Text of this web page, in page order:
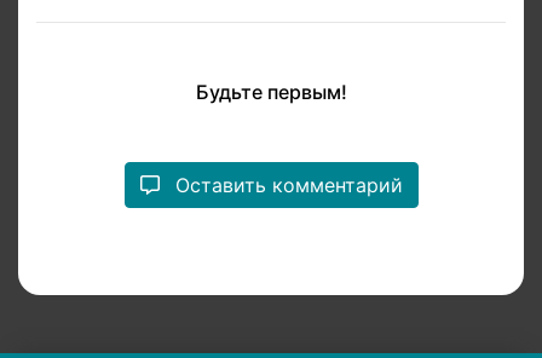
Будьте первым!
Оставить комментарий